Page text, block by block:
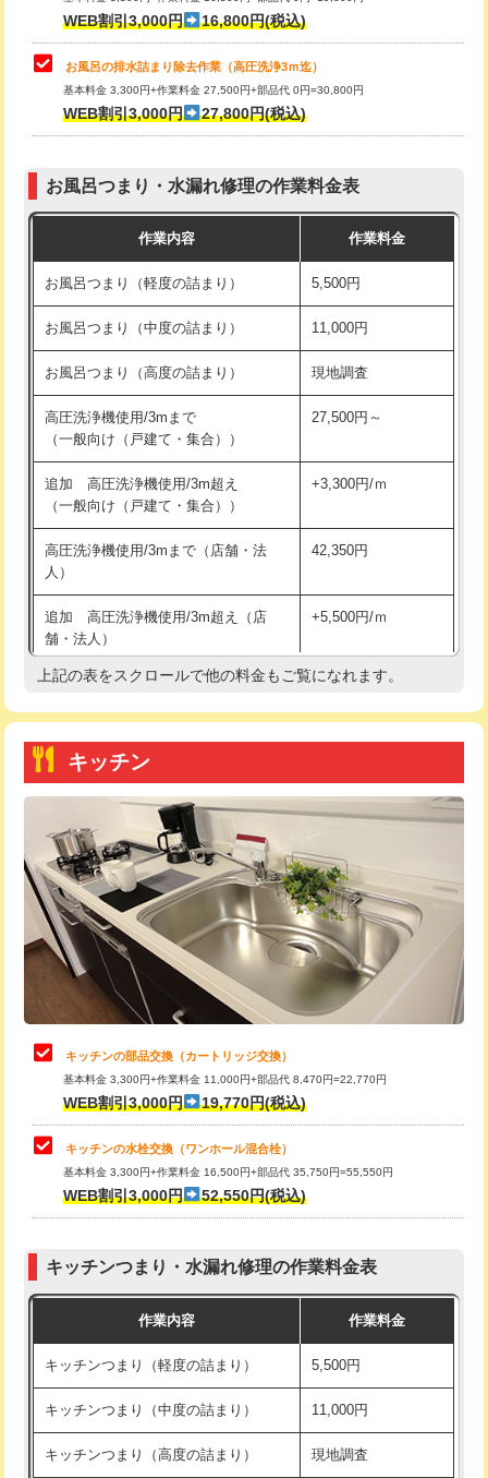
小便器トイレ脱着
その他部品の脱着 8,800円～
交換・取付（タンク）
交換・取付（普通便座） 11,000円+材料費
交換・取付（温水洗浄便座） 16,500円+材料費
交換・取付(単水栓（壁付・デッキ
式）)
13,200円+材料費
交換・取付(混合水栓（壁付・デッキ
式・ワンホール）)
16,500円+材料費
交換・取付(排水栓・排水トラップ
（P/S/ポップアップ））
22,000円+材料費
交換・取付（その他部品） 11,000円+材料費
持込商品取付（単水栓） 13,200円
持込商品取付（混合水栓）
持込商品取付（浄水器・分岐水栓） 16,500円
持込商品取付（温水洗浄便座） 22,000円
持込商品取付（普通便座⇔温水洗浄便
22,000円
給水管工事※（ホール加工)
給水管工事※（バンド止め) 3,300円
給水管工事※（支持金具設置) 5,500円
給水管工事※（保温材使用（バンド止
め込み）)
5,500円
給水管工事※（土の掘削・埋め戻し作
11,000円
給水管工事※（塩ビ管（VP・HI）使
用/3ｍまで)
給水管工事※（塩ビ管（VP・HI）使
用（追加）/3ｍ超え)
給水管工事※（ライニング鋼管・銅
管・ポリ管・HT管使用/3ｍまで)
44,000円
管・ポリ管・HT管使用/3ｍ超え)
排水管工事（土の掘削・埋め戻し作
11,000円~
排水管工事（排水管工事/3ｍまで） 55,000円
排水管工事（追加 排水管工事/3ｍ超
+11,000円
WEB割引3,000円 16,800円(税込)
お風呂の排水詰まり除去作業（高圧洗浄3ｍ迄）
基本料金 3,300円+作業料金 27,500円+部品代 0円=30,800円
WEB割引3,000円 27,800円(税込)
お風呂つまり・水漏れ修理の作業料金表
作業内容 作業料金
お風呂つまり（軽度の詰まり） 5,500円
お風呂つまり（中度の詰まり） 11,000円
お風呂つまり（高度の詰まり） 現地調査
高圧洗浄機使用/3mまで
（一般向け（戸建て・集合））
27,500円～
追加 高圧洗浄機使用/3m超え
（一般向け（戸建て・集合））
+3,300円/ｍ
高圧洗浄機使用/3mまで（店舗・法
人）
42,350円
追加 高圧洗浄機使用/3m超え（店
舗・法人）
+5,500円/ｍ
高度高圧洗浄換 現地調査
トーラー機使用/3mまで
追加トーラー機使用/3m超え +3,300円
カメラ調査 33,000円
桝清掃 8,800円
止水・漏水調査・防水処理・清掃・修
理・調整・分解・加工など（軽作業）
11,000円
止水・漏水調査・防水処理・清掃・修
理・調整・分解・加工など（中作業）
22,000円
止水・漏水調査・防水処理・清掃・修
理・調整・分解・加工など（重作業）
33,000円
お風呂タンク脱着
その他部品の脱着
式・ワンホール）)
交換・取付(排水栓・排水トラップ
22,000円+材料費
上記の表をスクロールで他の料金もご覧になれます。
キッチン
キッチンの部品交換（カートリッジ交換）
基本料金 3,300円+作業料金 11,000円+部品代 8,470円=22,770円
WEB割引3,000円 19,770円(税込)
キッチンの水栓交換（ワンホール混合栓）
基本料金 3,300円+作業料金 16,500円+部品代 35,750円=55,550円
WEB割引3,000円 52,550円(税込)
キッチンつまり・水漏れ修理の作業料金表
作業内容 作業料金
キッチンつまり（軽度の詰まり） 5,500円
キッチンつまり（中度の詰まり） 11,000円
キッチンつまり（高度の詰まり） 現地調査